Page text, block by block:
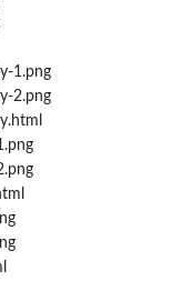
1.png
2.png